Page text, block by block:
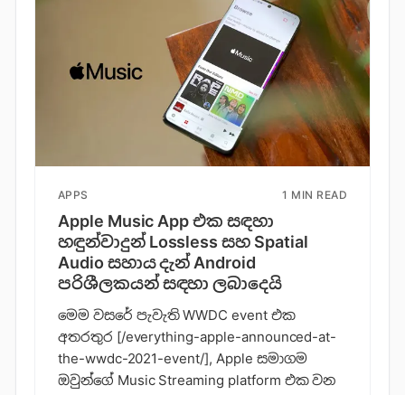
APPS 1 MIN READ
Apple Music App එක සඳහා
හඳුන්වාදුන් Lossless සහ Spatial
Audio සහාය දැන් Android
පරිශීලකයන් සඳහා ලබාදෙයි
මෙම වසරේ පැවැති WWDC event එක
අතරතුර [/everything-apple-announced-at-
the-wwdc-2021-event/], Apple සමාගම
ඔවුන්ගේ Music Streaming platform එක වන